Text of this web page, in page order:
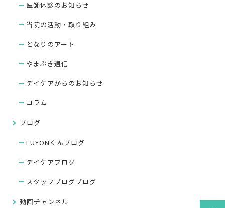
医師休診のお知らせ
当院の活動・取り組み
となりのアート
やまぶき通信
デイケアからのお知らせ
コラム
ブログ
FUYONくんブログ
デイケアブログ
スタッフブログブログ
動画チャンネル